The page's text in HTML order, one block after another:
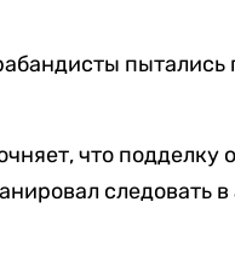
пытались
что подделку
следовать